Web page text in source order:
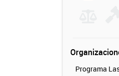
Programa